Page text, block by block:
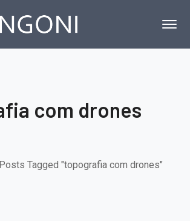
com drones
Posts Tagged "topografia com drones"